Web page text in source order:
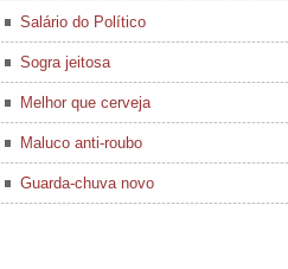
Salário do Político
Sogra jeitosa
Melhor que cerveja
Maluco anti-roubo
Guarda-chuva novo